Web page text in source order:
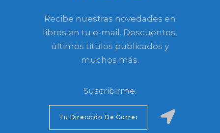
Recibe nuestras novedades en
libros en tu e-mail. Descuentos,
últimos titulos publicados y
muchos más.
Suscribirme: